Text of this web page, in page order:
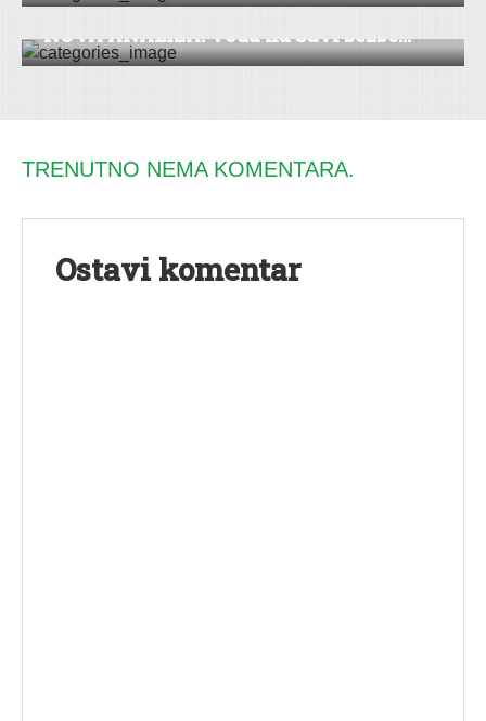
NOVA ANALIZA: Voda na Savi bezbe...
TRENUTNO NEMA KOMENTARA.
Ostavi komentar